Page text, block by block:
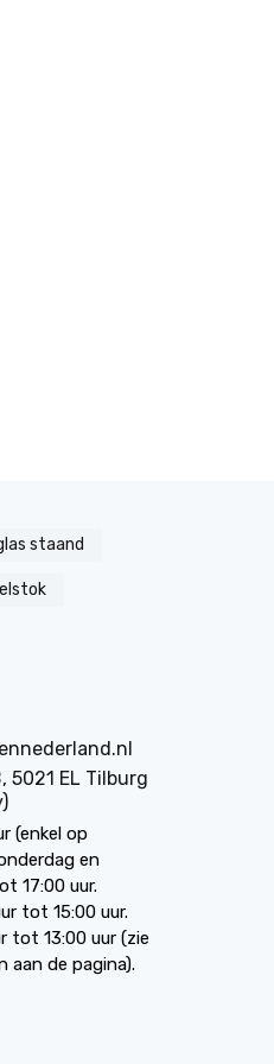
staand
5021 EL Tilburg
(enkel op
en
17:00 uur.
tot 15:00 uur.
tot 13:00 uur (zie
aan de pagina).